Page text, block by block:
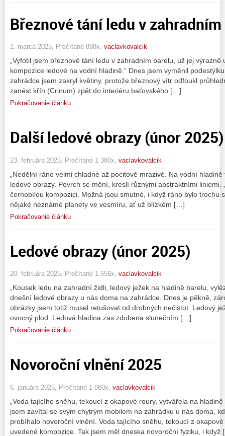
Březnové tání ledu v
1. marca 2025, Prečítané 888x, vaclavkovalcik
„Vyfotil jsem březnové tání ledu v zahradním barelu, už jej
kompozice ledové na vodní hladině.“ Dnes jsem vyměnil
zahrádce jsem zakryl květiny, protože březnový vítr odfoukl
zanést křín (Crinum) zpět do interiéru baťovského […]
Pokračovanie článku
Další ledové obrazy (únor 2025)
23. februára 2025, Prečítané 1 380x, vaclavkovalcik
„Nedělní ráno velmi chladné až pocitově mrazivé. Na vodní
ledové obrazy. Povrch se mění, kreslí různými abstraktními liniemi.
černobílou kompozici. Možná jsou smutné, i když ráno bylo trochu
nějaké neznámé planety ve vesmíru, ať už blízkém […]
Pokračovanie článku
Ledové obrazy (únor 2025)
20. februára 2025, Prečítané 1 556x, vaclavkovalcik
„Kousek ledu na zahradní židli, ledový ježek na hladině barelu,
dnešní ledové obrazy u nás doma na zahrádce. Dnes je pěkně,
obrázky jsem totiž musel retušovat od drobných nečistot. Ledový
ovocný plod. Ledová hladina zas zdobena slunečním […]
Pokračovanie článku
Novoroční vlnění 2025
6. januára 2025, Prečítané 1 080x, vaclavkovalcik
„Voda tajícího sněhu, tekoucí z okapové roury, vytvářela na
jsem zavítal se svým chytrým mobilem na zahrádku u nás doma,
probíhalo novoroční vlnění. Voda tajícího sněhu, tekoucí z
uvedené kompozice. Tak jsem měl dneska novoroční fyziku, i když